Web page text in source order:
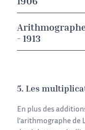
1906
- 1913
5. Les
En plus des
l’arithmographe de